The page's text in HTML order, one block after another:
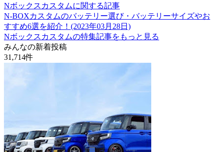
Nボックスカスタムに関する記事
N-BOXカスタムのバッテリー選び・バッテリーサイズやお
すすめ6選を紹介！(2023年03月28日)
Nボックスカスタムの特集記事をもっと見る
みんなの新着投稿
31,714件